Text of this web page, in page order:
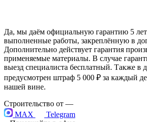
Да, мы даём официальную гарантию 5 лет
выполненные работы, закреплённую в
Дополнительно действует гарантия
применяемые материалы. В случае
выезд специалиста бесплатный. Также в
предусмотрен штраф 5 000 ₽ за каждый
нашей вине.
Строительство от —
MAX
Telegram